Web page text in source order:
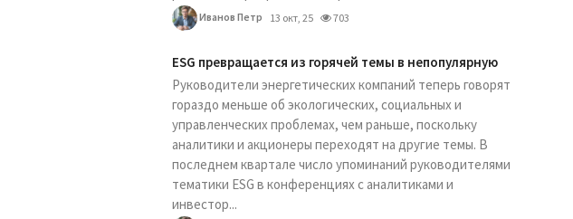
Иванов Петр 13 окт, 25 703
ESG превращается из горячей темы в непопулярную
Руководители энергетических компаний теперь говорят
гораздо меньше об экологических, социальных и
управленческих проблемах, чем раньше, поскольку
аналитики и акционеры переходят на другие темы. В
последнем квартале число упоминаний руководителями
тематики ESG в конференциях с аналитиками и
инвестор...